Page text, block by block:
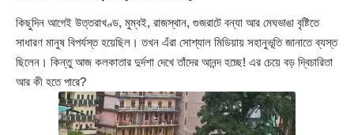
কিছুদিন আগেই উত্তরাখণ্ড, মুম্বই, রাজস্থান, গুজরাটে বন্যা আর মেঘভাঙা বৃষ্টিতে
সাধারণ মানুষ বিপর্যস্ত হয়েছিল। তখন এঁরা সোশ্যাল মিডিয়ায় সহানুভূতি জানাতে ব্যস্ত
ছিলেন। কিন্তু আজ কলকাতার দুর্দশা দেখে তাঁদের আনন্দ হচ্ছে! এর চেয়ে বড় দ্বিচারিতা
আর কী হতে পারে?